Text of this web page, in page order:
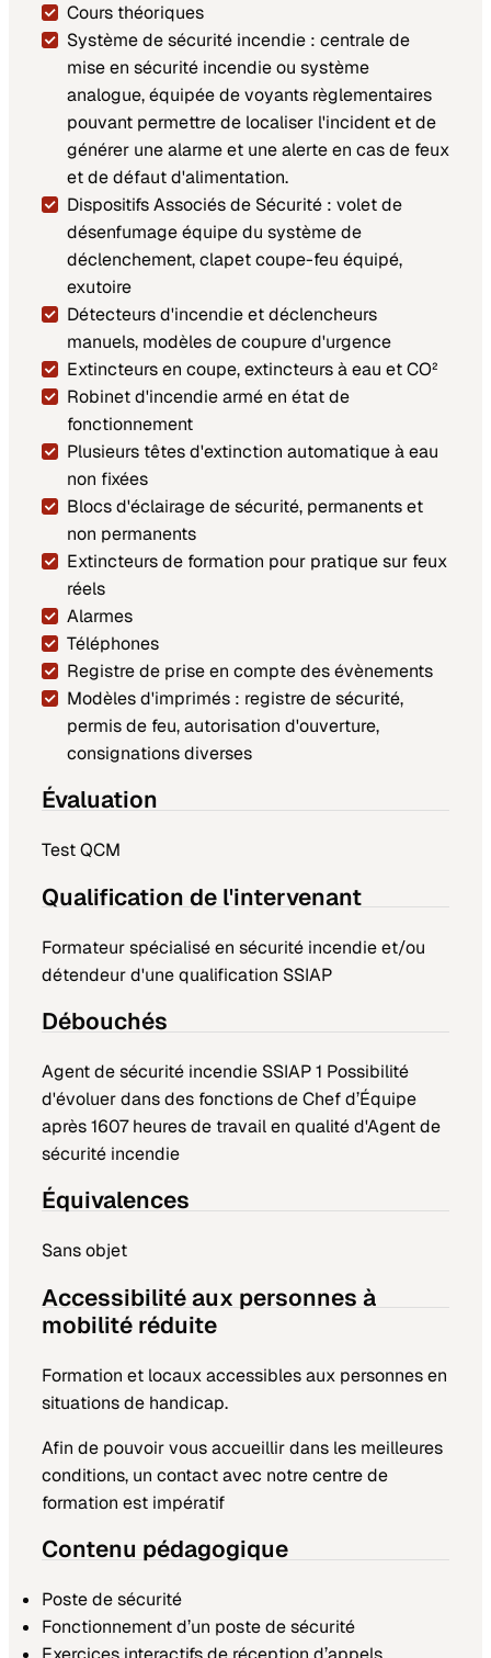
Cours théoriques
Système de sécurité incendie : centrale de
mise en sécurité incendie ou système
analogue, équipée de voyants règlementaires
pouvant permettre de localiser l'incident et de
générer une alarme et une alerte en cas de feux
et de défaut d'alimentation.
Dispositifs Associés de Sécurité : volet de
désenfumage équipe du système de
déclenchement, clapet coupe-feu équipé,
exutoire
Détecteurs d'incendie et déclencheurs
manuels, modèles de coupure d'urgence
Extincteurs en coupe, extincteurs à eau et CO²
Robinet d'incendie armé en état de
fonctionnement
Plusieurs têtes d'extinction automatique à eau
non fixées
Blocs d'éclairage de sécurité, permanents et
non permanents
Extincteurs de formation pour pratique sur feux
réels
Alarmes
Téléphones
Registre de prise en compte des évènements
Modèles d'imprimés : registre de sécurité,
permis de feu, autorisation d'ouverture,
consignations diverses
Évaluation
Test QCM
Qualification de l'intervenant
Formateur spécialisé en sécurité incendie et/ou
détendeur d'une qualification SSIAP
Débouchés
Agent de sécurité incendie SSIAP 1 Possibilité
d'évoluer dans des fonctions de Chef d’Équipe
après 1607 heures de travail en qualité d'Agent de
sécurité incendie
Équivalences
Sans objet
Accessibilité aux personnes à
mobilité réduite
Formation et locaux accessibles aux personnes en
situations de handicap.
Afin de pouvoir vous accueillir dans les meilleures
conditions, un contact avec notre centre de
formation est impératif
Contenu pédagogique
Poste de sécurité
Fonctionnement d’un poste de sécurité